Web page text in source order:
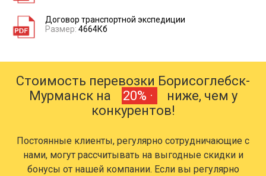
Договор транспортной экспедиции
Размер: 4664Кб
Стоимость перевозки Борисоглебск-
Мурманск на
20% ·
ниже, чем у
конкурентов!
Постоянные клиенты, регулярно сотрудничающие с
нами, могут рассчитывать на выгодные скидки и
бонусы от нашей компании. Если вы регулярно